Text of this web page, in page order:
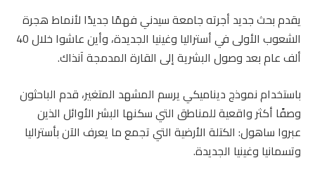
يقدم بحث جديد أجرته جامعة سيدني فهمًا جديدًا لأنماط هجرة
الشعوب الأولى في أستراليا وغينيا الجديدة، وأين عاشوا خلال 40
ألف عام بعد وصول البشرية إلى القارة المدمجة آنذاك.
باستخدام نموذج ديناميكي يرسم المشهد المتغير، قدم الباحثون
وصفًا أكثر واقعية للمناطق التي سكنها البشر الأوائل الذين
عبروا ساهول: الكتلة الأرضية التي تجمع ما يعرف الآن بأستراليا
وتسمانيا وغينيا الجديدة.